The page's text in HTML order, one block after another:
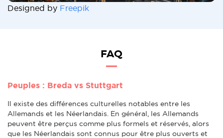
Designed by Freepik
FAQ
Peuples : Breda vs Stuttgart
Il existe des différences culturelles notables entre les
Allemands et les Néerlandais. En général, les Allemands
peuvent être perçus comme plus formels et réservés, alors
que les Néerlandais sont connus pour être plus ouverts et